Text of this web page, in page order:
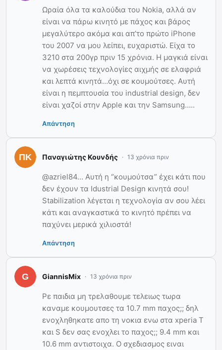
Ωραία όλα τα καλούδια του Nokia, αλλά αν
είναι να πάρω κινητό με πάχος και βάρος
μεγαλύτερο ακόμα και απ’το πρώτο iPhone
του 2007 να μου λείπει, ευχαριστώ. Είχα το
3210 στα 200γρ πριν 15 χρόνια. Η μαγκιά είναι
να χωρέσεις τεχνολογίες αιχμής σε ελαφριά
και λεπτά κινητά…όχι σε κουμούτσες. Αυτή
είναι η πεμπτουσία του industrial design, δεν
είναι χαζοί στην Apple και την Samsung…..
Απάντηση
Παναγιώτης Κουνδής 13 χρόνια πριν
@azriel84… Αυτή η “κουμούτσα” έχει κάτι που
δεν έχουν τα Idustrial Design κινητά σου!
Stabilization λέγεται η τεχνολογία αν σου λέει
κάτι και αναγκαστικά το κινητό πρέπει να
παχύνει μερικά χιλιοστά!
Απάντηση
GiannisMix 13 χρόνια πριν
Ρε παιδια μη τρελαθουμε τελειως τωρα
καναμε κουμουτσες τα 10.7 mm παχος;; δηλ
ενοχληθηκατε απο τη νοκια ενω στα xperia T
και S δεν σας ενοχλει το παχος;; 9.4 mm και
10.6 mm αντιστοιχα. Ο σχεδιασμος ειναι